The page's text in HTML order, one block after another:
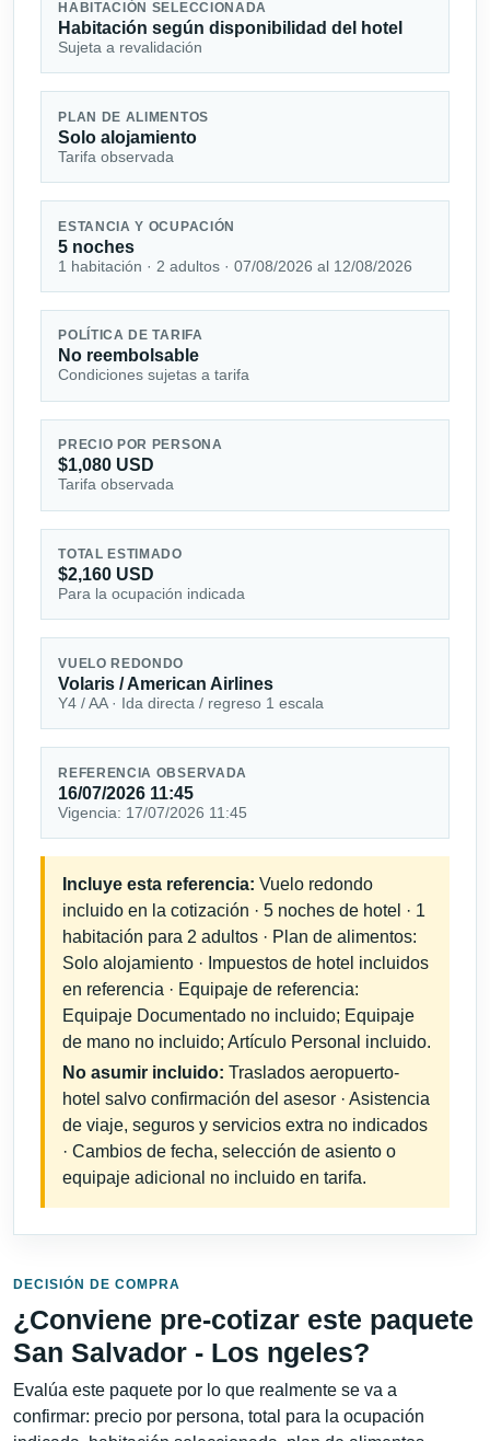
HABITACIÓN SELECCIONADA
Habitación según disponibilidad del hotel
Sujeta a revalidación
PLAN DE ALIMENTOS
Solo alojamiento
Tarifa observada
ESTANCIA Y OCUPACIÓN
5 noches
1 habitación · 2 adultos · 07/08/2026 al 12/08/2026
POLÍTICA DE TARIFA
No reembolsable
Condiciones sujetas a tarifa
PRECIO POR PERSONA
$1,080 USD
Tarifa observada
TOTAL ESTIMADO
$2,160 USD
Para la ocupación indicada
VUELO REDONDO
Volaris / American Airlines
Y4 / AA · Ida directa / regreso 1 escala
REFERENCIA OBSERVADA
16/07/2026 11:45
Vigencia: 17/07/2026 11:45
Incluye esta referencia: Vuelo redondo
incluido en la cotización · 5 noches de hotel · 1
habitación para 2 adultos · Plan de alimentos:
Solo alojamiento · Impuestos de hotel incluidos
en referencia · Equipaje de referencia:
Equipaje Documentado no incluido; Equipaje
de mano no incluido; Artículo Personal incluido.
No asumir incluido: Traslados aeropuerto-
hotel salvo confirmación del asesor · Asistencia
de viaje, seguros y servicios extra no indicados
· Cambios de fecha, selección de asiento o
equipaje adicional no incluido en tarifa.
DECISIÓN DE COMPRA
¿Conviene pre-cotizar este paquete
San Salvador - Los ngeles?
Evalúa este paquete por lo que realmente se va a
confirmar: precio por persona, total para la ocupación